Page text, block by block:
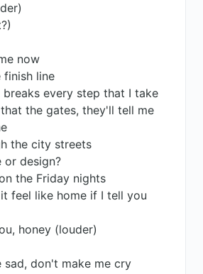
now
finish line
breaks every step that I take
the gates, they'll tell me
the city streets
or design?
the Friday nights
feel like home if I tell you
honey (louder)
sad, don't make me cry